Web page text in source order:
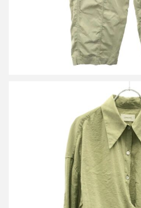
ルメール 21SS ドライシ
買取金額